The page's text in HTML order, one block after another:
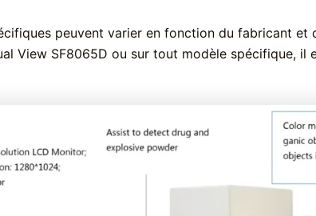
peuvent varier en fonction du fabricant
View SF8065D ou sur tout modèle spécifique,